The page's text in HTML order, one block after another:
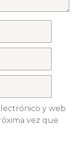
y web
vez que